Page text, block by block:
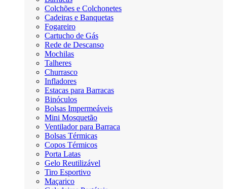
Colchões e Colchonetes
Cadeiras e Banquetas
Fogareiro
Cartucho de Gás
Rede de Descanso
Mochilas
Talheres
Churrasco
Infladores
Estacas para Barracas
Binóculos
Bolsas Impermeáveis
Mini Mosquetão
Ventilador para Barraca
Bolsas Térmicas
Copos Térmicos
Porta Latas
Gelo Reutilizável
Tiro Esportivo
Maçarico